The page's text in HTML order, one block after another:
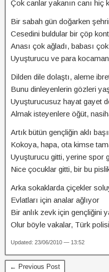
Çok canlar yakanın canı hiç
Bir sabah gün doğarken
Cesedini buldular bir çöp
Anası çok ağladı, babası çok
Uyuşturucu ve para kocaman
Dilden dile dolaştı, aleme
Bunu dinleyenlerin gözleri
Uyuşturucusuz hayat gayet
Almak isteyenlere öğüt,
Artık bütün gençliğin aklı
Kokoya, hapa, ota kimse
Uyuşturucu gitti, yerine spor
Nice çocuklar gitti, bir bu
Arka sokaklarda çiçekler
Evlatları için analar ağlıyor
Bir anlık zevk için gençliğini
Olur böyle vakalar, Türk
Updated: 23/06/2010 — 13:52
← Previous Post